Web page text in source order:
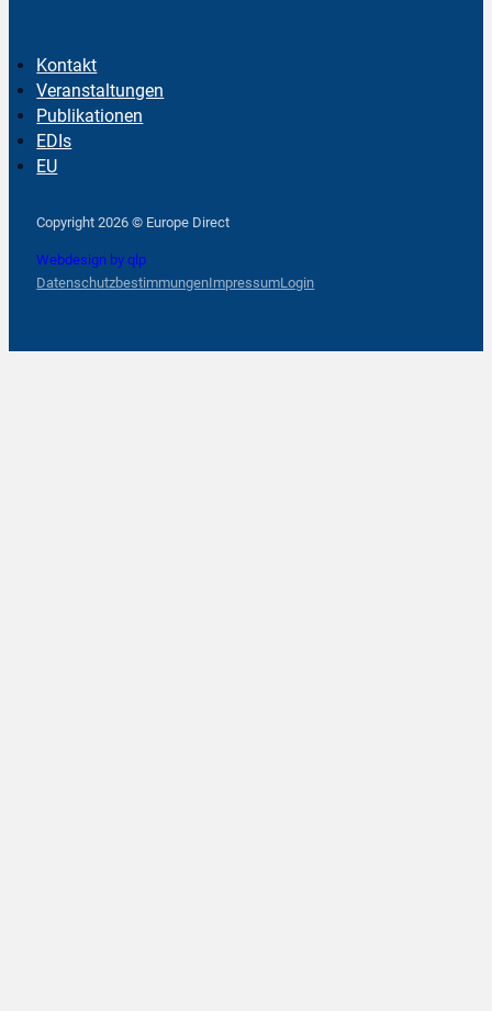
Kontakt
Veranstaltungen
Publikationen
EDIs
EU
Copyright 2026 © Europe Direct
Webdesign by qlp
DatenschutzbestimmungenImpressumLogin